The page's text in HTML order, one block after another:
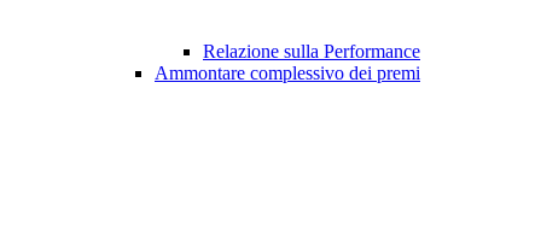
Relazione sulla Performance
Ammontare complessivo dei premi